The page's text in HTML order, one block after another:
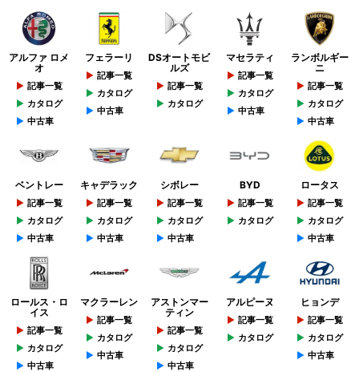
アルファ ロメ
オ
記事一覧
カタログ
中古車
フェラーリ
記事一覧
カタログ
中古車
DSオートモビ
ルズ
記事一覧
カタログ
マセラティ
記事一覧
カタログ
中古車
ランボルギー
ニ
記事一覧
カタログ
中古車
ベントレー
記事一覧
カタログ
中古車
キャデラック
記事一覧
カタログ
中古車
シボレー
記事一覧
カタログ
中古車
BYD
記事一覧
カタログ
ロータス
記事一覧
カタログ
中古車
ロールス・ロ
イス
記事一覧
カタログ
中古車
マクラーレン
記事一覧
カタログ
中古車
アストンマー
ティン
記事一覧
カタログ
中古車
アルピーヌ
記事一覧
カタログ
ヒョンデ
記事一覧
カタログ
中古車